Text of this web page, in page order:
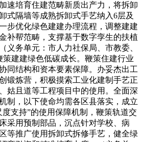
速培育住建范畴新质出产力，将拆卸
式隔墙等成熟拆卸式手艺纳入6层及
步优化绿色建建办理流程，调整建建
补帮范畴，支撑基于数字孪生的扶植
义务单元：市人力社保局、市教委、
建建绿色低碳成长。鞭策住建行业
同结构和资本要素保障。办妥杰出工
锻炼营，积极摸索工业化建制手艺正
姑且道等工程项目中的使用。全面深
制，以下使命均需各区县落实，成立
支持”的使用保障机制，鞭策轨道交
采用预制部品，沉点针对学校、病
等推广使用拆卸式拆修手艺，健全绿